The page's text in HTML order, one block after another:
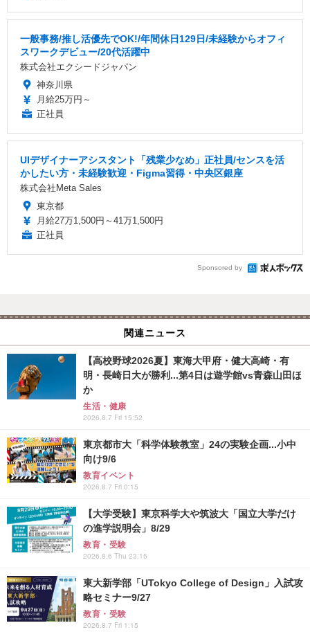
一般事務/推し活優先でOK!/年間休日129日/未経験からオフィ
スワークデビュー/20代活躍中
株式会社エクシードジャパン
神奈川県
月給25万円～
正社員
UIデザイナーアシスタント「残業少なめ」正社員/センスを活
かしたい方・未経験歓迎・Figma習得・中央区銀座
株式会社Meta Sales
東京都
月給27万1,500円～41万1,500円
正社員
Sponsored by
関連ニュース
【高校野球2026夏】東海大甲府・健大高崎・有
明・長崎日大が勝利...第4日は遊学館vs青森山田ほ
か
生活・健康
2026.8.7 Fri 15:52
東京都市大「科学体験教室」24の実験企画...小中
向け9/6
教育イベント
2026.8.7 Fri 0:15
【大学受験】東京科学大や筑波大「国立大学だけ
の進学説明会」8/29
教育・受験
2026.8.6 Thu 23:15
東大新学部「UTokyo College of Design」入試攻
略セミナー9/27
教育・受験
2026.8.7 Fri 1:15